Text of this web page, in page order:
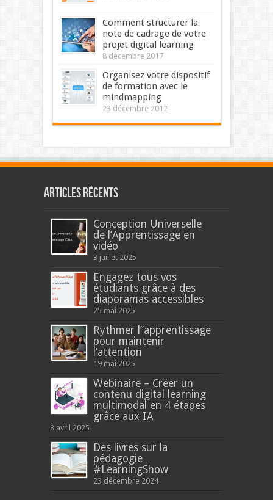
Comment structurer la
note de cadrage de votre
projet digital learning
8 décembre 2017
Organisez votre dispositif
de formation avec le
mindmapping
23 décembre 2012
Articles récents
Conception Universelle
de l’Apprentissage en
vidéo
3 juillet 2025
Engagez tous vos
étudiants grâce à des
diaporamas accessibles
25 mai 2025
Rythmer l’’apprentissage
pour maintenir
l’attention
19 mai 2025
Webinaire – Créer un
contenu digital learning
multimodal en 4 étapes
grâce aux IA
8 avril 2025
Des livres sur la
pédagogie
#LearningShow
23 décembre 2024